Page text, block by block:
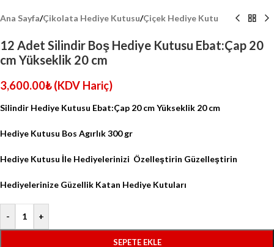
Ana Sayfa/Çikolata Hediye Kutusu/Çiçek Hediye Kutu
12 Adet Silindir Boş Hediye Kutusu Ebat:Çap 20
cm Yükseklik 20 cm
3,600.00₺ (KDV Hariç)
Silindir Hediye Kutusu Ebat:Çap 20 cm Yükseklik 20 cm
Hediye Kutusu Bos Agırlık 300 gr
Hediye Kutusu İle Hediyelerinizi Özelleştirin Güzelleştirin
Hediyelerinize Güzellik Katan Hediye Kutuları
- +
SEPETE EKLE